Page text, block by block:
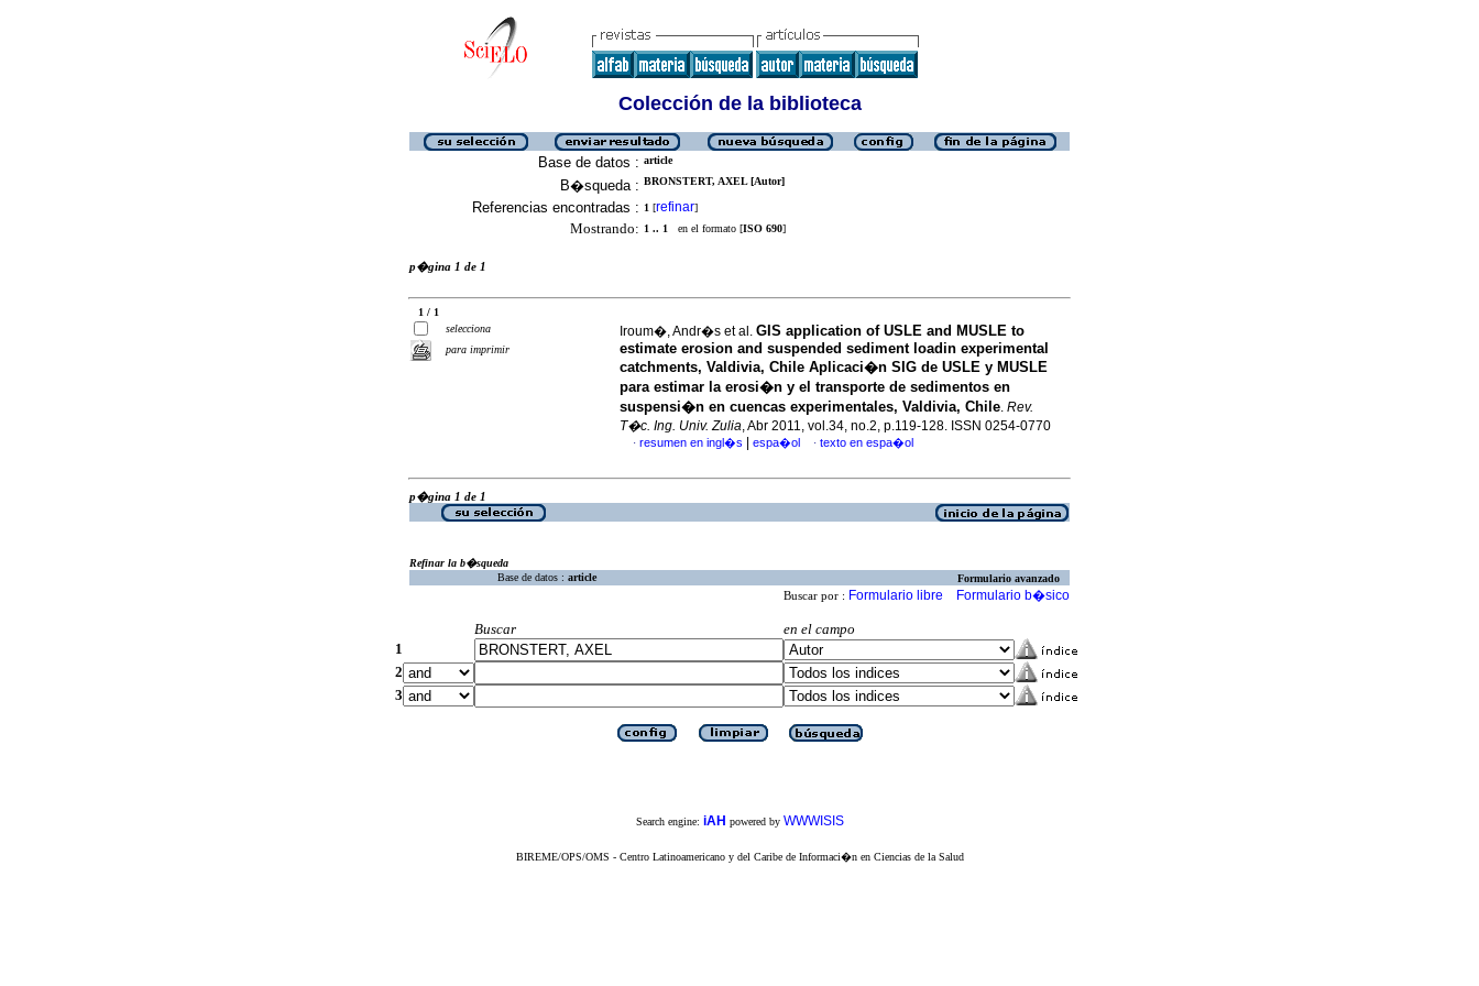
Colección de la biblioteca
Base de datos : article
B�squeda : BRONSTERT, AXEL [Autor]
Referencias encontradas : 1 [refinar]
Mostrando: 1 .. 1 en el formato [ISO 690]
p�gina 1 de 1
1 / 1
selecciona
para imprimir
Iroum�, Andr�s et al. GIS application of USLE and MUSLE to
estimate erosion and suspended sediment loadin experimental
catchments, Valdivia, Chile Aplicaci�n SIG de USLE y MUSLE
para estimar la erosi�n y el transporte de sedimentos en
suspensi�n en cuencas experimentales, Valdivia, Chile. Rev.
T�c. Ing. Univ. Zulia, Abr 2011, vol.34, no.2, p.119-128. ISSN 0254-0770
· resumen en ingl�s espa�ol · texto en espa�ol
p�gina 1 de 1
Refinar la b�squeda
Base de datos : article Formulario avanzado
Buscar por : Formulario libre Formulario b�sico
Buscar
en el campo
1
2
3
Search engine: iAH powered by WWWISIS
BIREME/OPS/OMS - Centro Latinoamericano y del Caribe de Informaci�n en Ciencias de la Salud